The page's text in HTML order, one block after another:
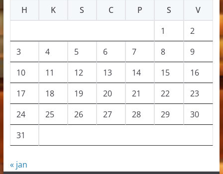
H
K S C P S
V
1
2
3
4 5 6 7 8
9
10
11 12 13 14 15
16
17
18 19 20 21 22
23
24
25 26 27 28 29
30
31
« jan